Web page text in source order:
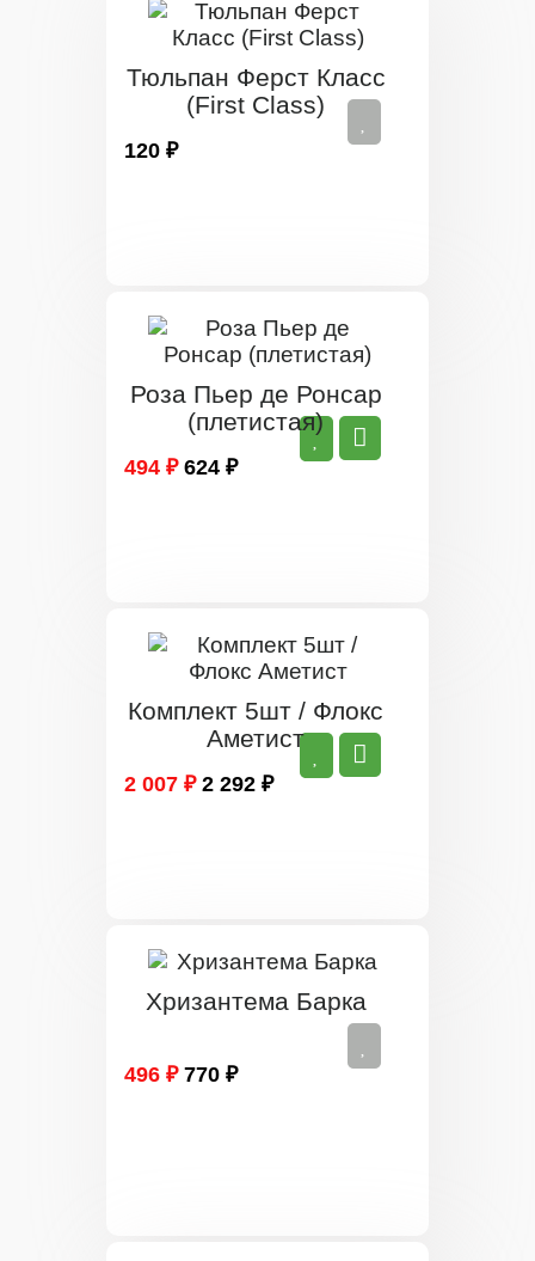
Тюльпан Ферст Класс
(First Class)
120 ₽
Роза Пьер де Ронсар
(плетистая)
494 ₽ 624 ₽
Комплект 5шт / Флокс
Аметист
2 007 ₽ 2 292 ₽
Хризантема Барка
496 ₽ 770 ₽